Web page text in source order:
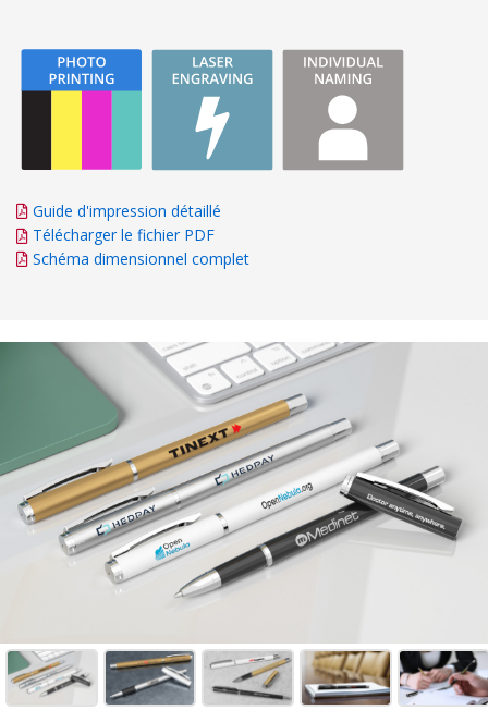
Guide d'impression détaillé
Télécharger le fichier PDF
Schéma dimensionnel complet